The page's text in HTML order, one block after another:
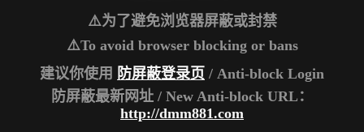
⚠️为了避免浏览器屏蔽或封禁
⚠️To avoid browser blocking or bans
建议你使用 防屏蔽登录页 / Anti-block Login
防屏蔽最新网址 / New Anti-block URL：
http://dmm881.com